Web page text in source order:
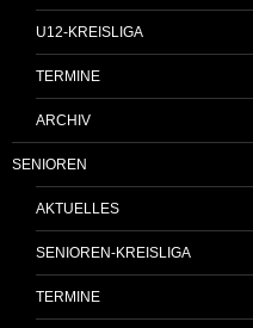
U12-KREISLIGA
TERMINE
ARCHIV
SENIOREN
AKTUELLES
SENIOREN-KREISLIGA
TERMINE